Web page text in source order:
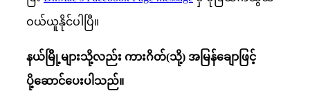
ဝယ်ယူနိုင်ပါပြီ။
နယ်မြိို့များသို့လည်း ကားဂိတ်(သို့) အမြန်ချောဖြင့်
ပို့ဆောင်ပေးပါသည်။